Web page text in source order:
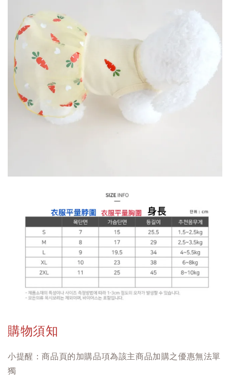
購物須知
小提醒：商品頁的加購品項為該主商品加購之優惠無法單
獨